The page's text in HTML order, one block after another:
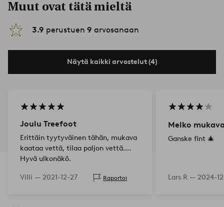
Muut ovat tätä mieltä
3.9 perustuen 9 arvosanaan
Näytä kaikki arvostelut (4)
Joulu Treefoot
Erittäin tyytyväinen tähän, mukava
kaataa vettä, tilaa paljon vettä.
Hyvä ulkonäkö.
Villi — 2021-12-27 Raportoi
Melko
Ganske fint 🎄
Lars R — 2024-